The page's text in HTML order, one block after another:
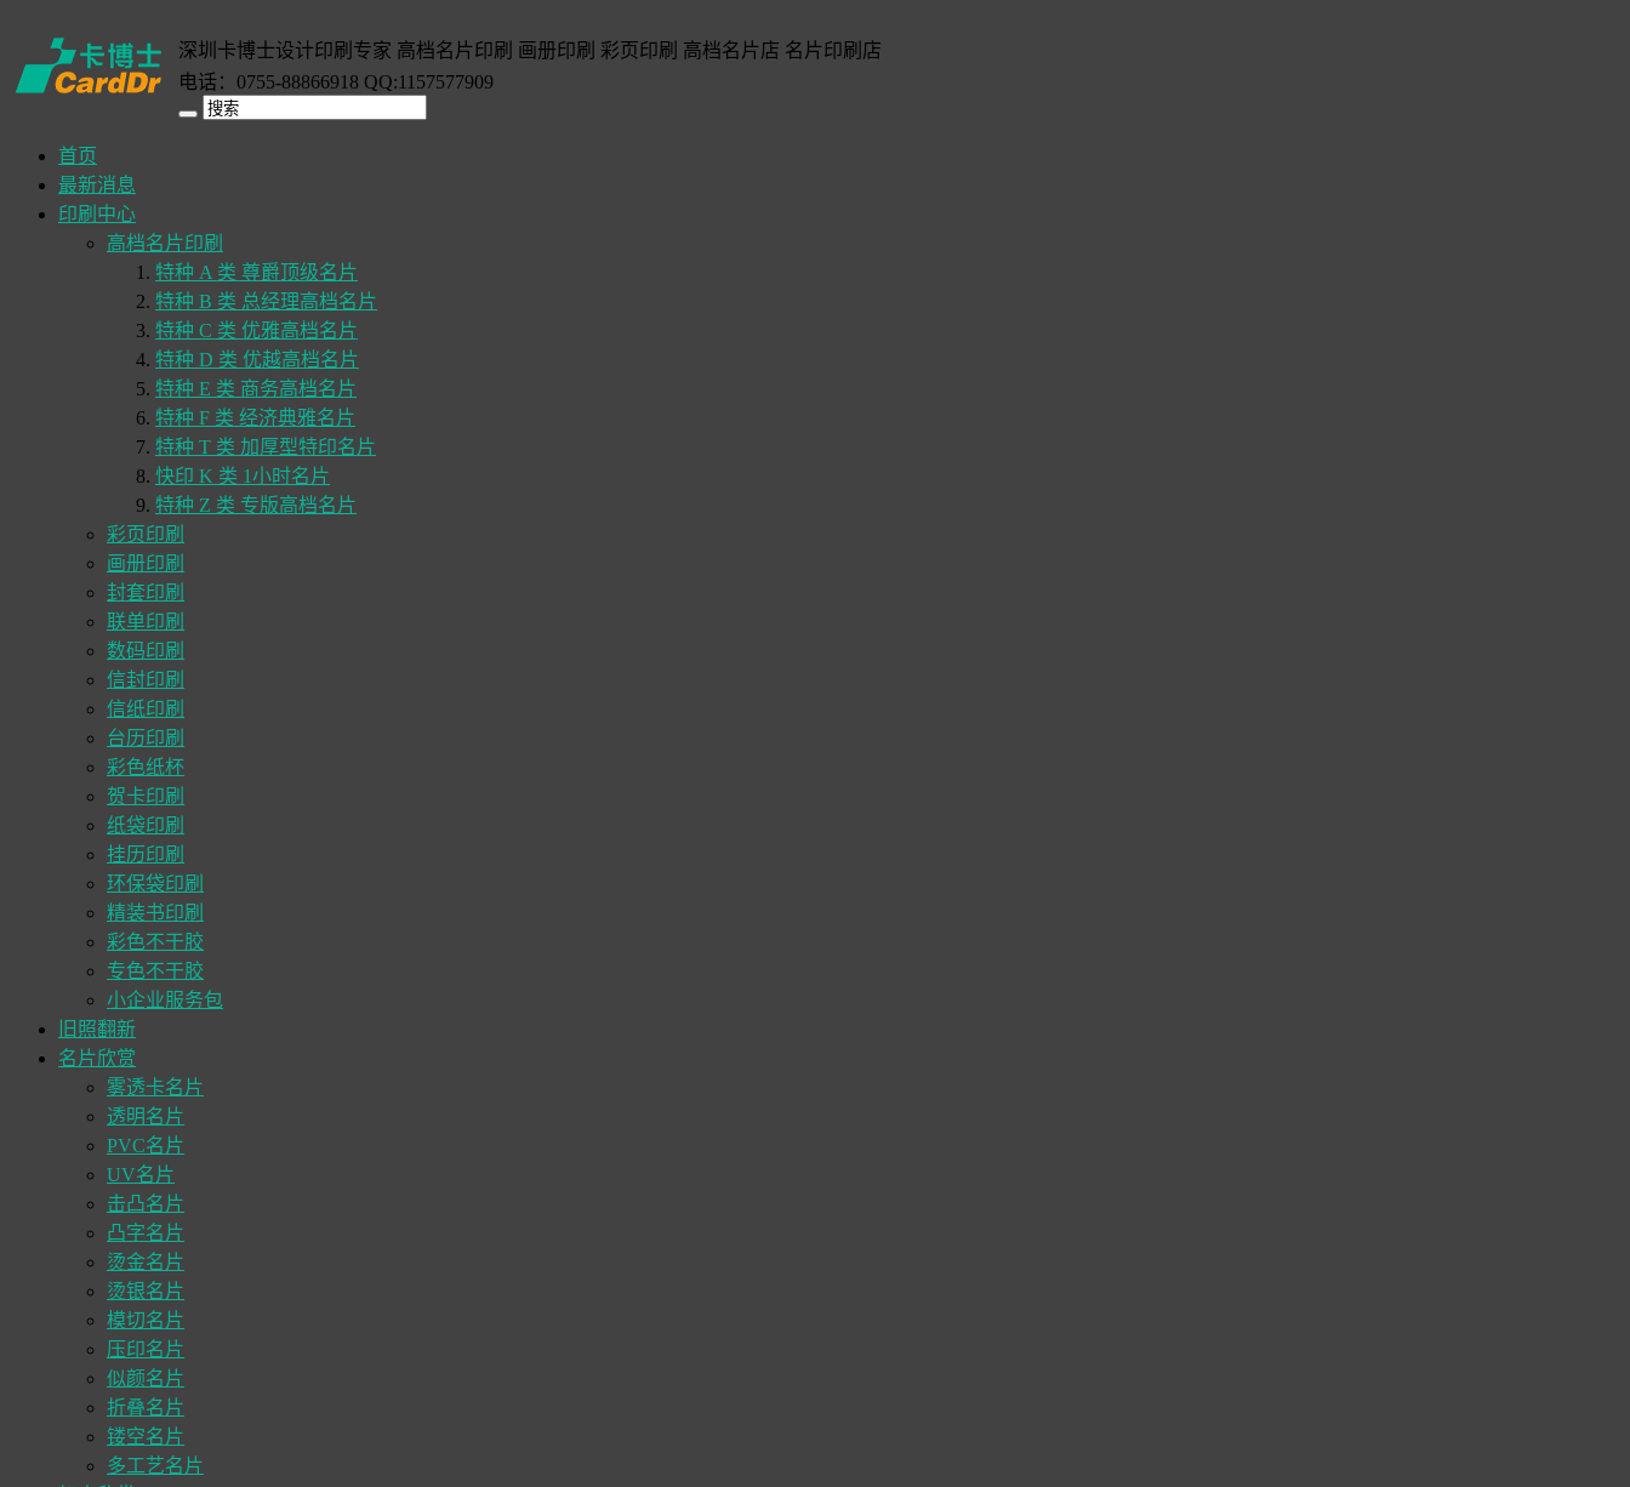
深圳卡博士设计印刷专家 高档名片印刷 画册印刷 彩页印刷 高档名片店 名片印刷店
电话：0755-88866918 QQ:1157577909
首页
最新消息
印刷中心
高档名片印刷
特种 A 类 尊爵顶级名片
特种 B 类 总经理高档名片
特种 C 类 优雅高档名片
特种 D 类 优越高档名片
特种 E 类 商务高档名片
特种 F 类 经济典雅名片
特种 T 类 加厚型特印名片
快印 K 类 1小时名片
特种 Z 类 专版高档名片
彩页印刷
画册印刷
封套印刷
联单印刷
数码印刷
信封印刷
信纸印刷
台历印刷
彩色纸杯
贺卡印刷
纸袋印刷
挂历印刷
环保袋印刷
精装书印刷
彩色不干胶
专色不干胶
小企业服务包
旧照翻新
名片欣赏
雾透卡名片
透明名片
PVC名片
UV名片
击凸名片
凸字名片
烫金名片
烫银名片
模切名片
压印名片
似颜名片
折叠名片
镂空名片
多工艺名片